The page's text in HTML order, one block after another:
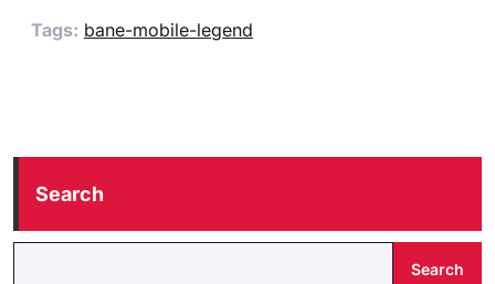
Tags: bane-mobile-legend
Search
Search